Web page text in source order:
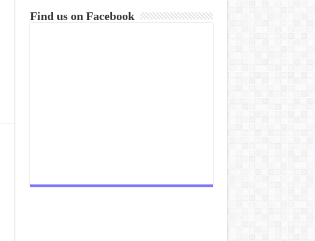
Find us on Facebook